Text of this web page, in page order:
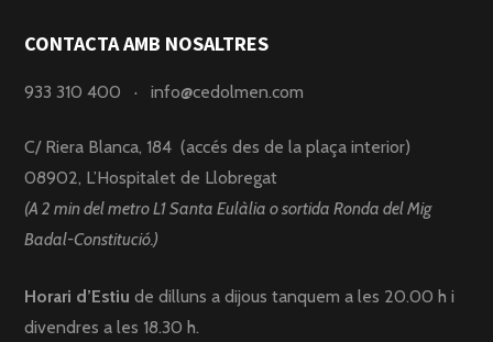
CONTACTA AMB NOSALTRES
933 310 400 ·info@cedolmen.com
C/ Riera Blanca, 184 (accés des de la plaça interior)
08902, L’Hospitalet de Llobregat
(A 2 min del metro L1 Santa Eulàlia o sortida Ronda del Mig
Badal-Constitució.)
Horari d’Estiu de dilluns a dijous tanquem a les 20.00 h i
divendres a les 18.30 h.